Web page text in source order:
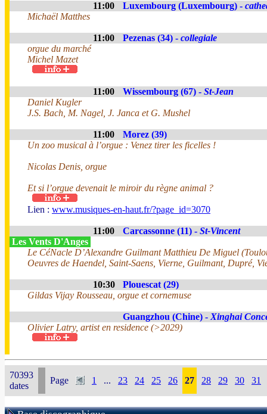
11:00 Luxembourg (Luxembourg) -
Michaël Matthes
11:00 Pezenas (34) - collegiale
orgue du marché
Michel Mazet
11:00 Wissembourg (67) - St-Jean
Daniel Kugler
J.S. Bach, M. Nagel, J. Janca et G. Mushel
11:00
Morez (39)
Un zoo musical à l’orgue : Venez tirer les ficelles !
Nicolas Denis, orgue
Et si l’orgue devenait le miroir du règne animal ?
Lien : www.musiques-en-haut.fr/?page_id=3070
11:00 Carcassonne (11) - St-Vincent
Les Vents D'Anges
Le CéNacle D’Alexandre Guilmant Matthieu De Miguel
Oeuvres de Haendel, Saint-Saens, Vierne, Guilmant, Dupré,
10:30
Plouescat (29)
Gildas Vijay Rousseau, orgue et cornemuse
Guangzhou (Chine) - Xinghai
Olivier Latry, artist en residence (>2029)
70393
dates
Page 1 ... 23 24 25 26 27 28 29 30 31